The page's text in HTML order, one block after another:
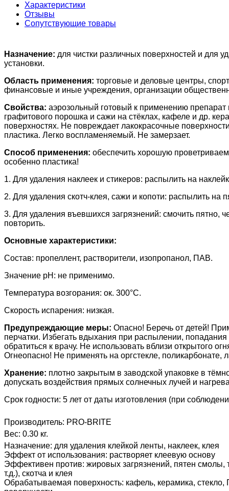
Характеристики
Отзывы
Сопутствующие товары
Назначение: для чистки различных поверхностей и для
установки.
Область применения: торговые и деловые центры,
финансовые и иные учреждения, организации
Свойства: аэрозольный готовый к применению препарат
графитового порошка и сажи на стёклах, кафеле и др.
поверхностях. Не повреждает лакокрасочные
пластика. Легко воспламеняемый. Не замерзает.
Способ применения: обеспечить хорошую
особенно пластика!
1. Для удаления наклеек и стикеров: распылить на
2. Для удаления скотч-клея, сажи и копоти: распылить на
3. Для удаления въевшихся загрязнений: смочить пятно,
повторить.
Основные характеристики:
Состав: пропеллент, растворители, изопропанол, ПАВ.
Значение рН: не применимо.
Температура возгорания: ок. 300°C.
Скорость испарения: низкая.
Предупреждающие меры: Опасно! Беречь от детей!
перчатки. Избегать вдыхания при распылении,
обратиться к врачу. Не использовать вблизи открытого
Огнеопасно! Не применять на оргстекле, поликарбонате,
Хранение: плотно закрытым в заводской упаковке в
допускать воздействия прямых солнечных лучей и
Срок годности: 5 лет от даты изготовления (при
Производитель: PRO-BRITE
Вес: 0.30 кг.
Назначение: для удаления клейкой ленты, наклеек, клея
Эффект от использования: растворяет клеевую основу
Эффективен против: жировых загрязнений, пятен смолы,
т.д.), скотча и клея
Обрабатываемая поверхность: кафель, керамика,